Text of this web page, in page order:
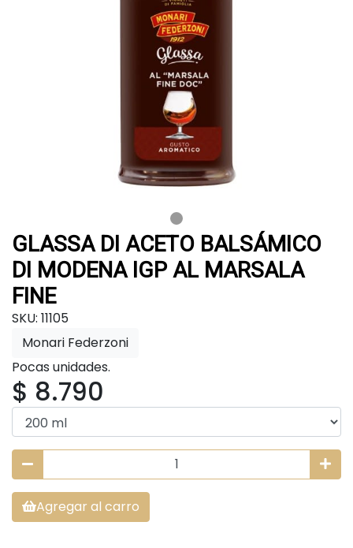
GLASSA DI ACETO BALSÁMICO
DI MODENA IGP AL MARSALA
FINE
SKU: 11105
Monari Federzoni
Pocas unidades.
$ 8.790
Agregar al carro